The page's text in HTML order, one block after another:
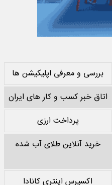
بررسی و معرفی اپلیکیشن ها
اتاق خبر کسب و کار های ایران
پرداخت ارزی
خرید آنلاین طلای آب شده
اکسپرس اینتری کانادا